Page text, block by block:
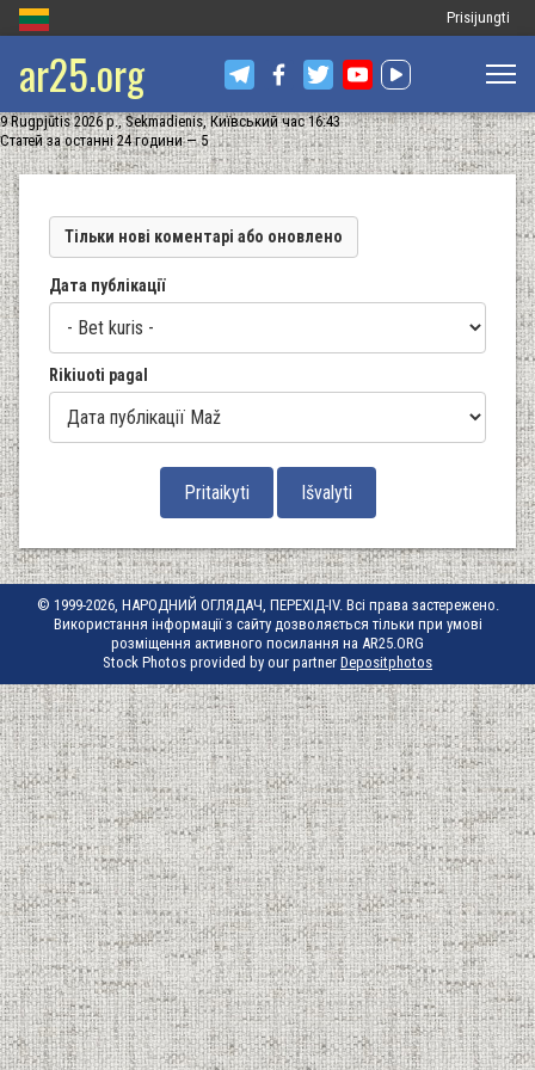
Меню
користувача
Prisijungti
ar25.org
9 Rugpjūtis 2026 р., Sekmadienis, Київський час 16:43
Статей за останні 24 години — 5
Тільки нові коментарі або оновлено
Дата публікації
Rikiuoti pagal
© 1999-2026, НАРОДНИЙ ОГЛЯДАЧ, ПЕРЕХІД-IV. Всі права застережено.
Використання інформації з сайту дозволяється тільки при умові
розміщення активного посилання на AR25.ORG
Stock Photos provided by our partner Depositphotos